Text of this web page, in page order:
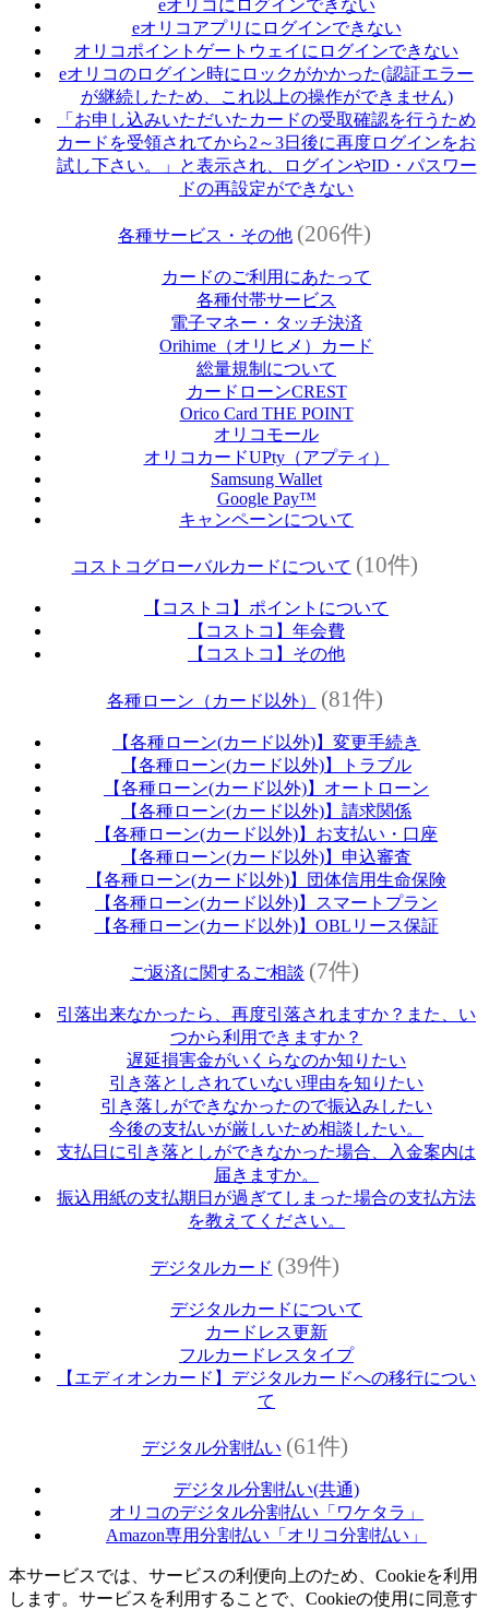
eオリコにログインできない
eオリコアプリにログインできない
オリコポイントゲートウェイにログインできない
eオリコのログイン時にロックがかかった(認証エラー
が継続したため、これ以上の操作ができません)
「お申し込みいただいたカードの受取確認を行うため
カードを受領されてから2～3日後に再度ログインをお
試し下さい。」と表示され、ログインやID・パスワー
ドの再設定ができない
各種サービス・その他 (206件)
カードのご利用にあたって
各種付帯サービス
電子マネー・タッチ決済
Orihime（オリヒメ）カード
総量規制について
カードローンCREST
Orico Card THE POINT
オリコモール
オリコカードUPty（アプティ）
Samsung Wallet
Google Pay™
キャンペーンについて
コストコグローバルカードについて (10件)
【コストコ】ポイントについて
【コストコ】年会費
【コストコ】その他
各種ローン（カード以外） (81件)
【各種ローン(カード以外)】変更手続き
【各種ローン(カード以外)】トラブル
【各種ローン(カード以外)】オートローン
【各種ローン(カード以外)】請求関係
【各種ローン(カード以外)】お支払い・口座
【各種ローン(カード以外)】申込審査
【各種ローン(カード以外)】団体信用生命保険
【各種ローン(カード以外)】スマートプラン
【各種ローン(カード以外)】OBLリース保証
ご返済に関するご相談 (7件)
引落出来なかったら、再度引落されますか？また、い
つから利用できますか？
遅延損害金がいくらなのか知りたい
引き落としされていない理由を知りたい
引き落しができなかったので振込みしたい
今後の支払いが厳しいため相談したい。
支払日に引き落としができなかった場合、入金案内は
届きますか。
振込用紙の支払期日が過ぎてしまった場合の支払方法
を教えてください。
デジタルカード (39件)
デジタルカードについて
カードレス更新
フルカードレスタイプ
【エディオンカード】デジタルカードへの移行につい
て
デジタル分割払い (61件)
デジタル分割払い(共通)
オリコのデジタル分割払い「ワケタラ」
Amazon専用分割払い「オリコ分割払い」
本サービスでは、サービスの利便向上のため、Cookieを利用
します。サービスを利用することで、Cookieの使用に同意す